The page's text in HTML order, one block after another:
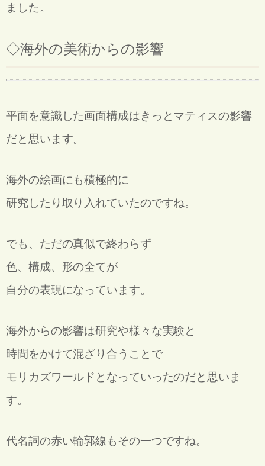
ました。
◇海外の美術からの影響
平面を意識した画面構成はきっとマティスの影響
だと思います。
海外の絵画にも積極的に
研究したり取り入れていたのですね。
でも、ただの真似で終わらず
色、構成、形の全てが
自分の表現になっています。
海外からの影響は研究や様々な実験と
時間をかけて混ざり合うことで
モリカズワールドとなっていったのだと思いま
す。
代名詞の赤い輪郭線もその一つですね。